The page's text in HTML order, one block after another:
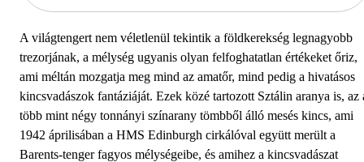
A világtengert nem véletlenül tekintik a földkerekség legnagyobb
trezorjának, a mélység ugyanis olyan felfoghatatlan értékeket őriz,
ami méltán mozgatja meg mind az amatőr, mind pedig a hivatásos
kincsvadászok fantáziáját. Ezek közé tartozott Sztálin aranya is, az
több mint négy tonnányi színarany tömbből álló mesés kincs, ami
1942 áprilisában a HMS Edinburgh cirkálóval együtt merült a
Barents-tenger fagyos mélységeibe, és amihez a kincsvadászat